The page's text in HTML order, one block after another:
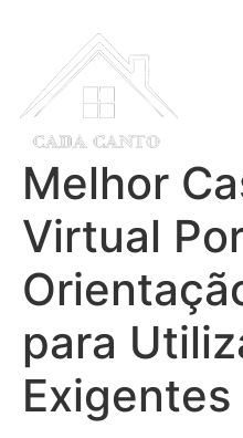
Melhor
Virtual
para
Exigentes